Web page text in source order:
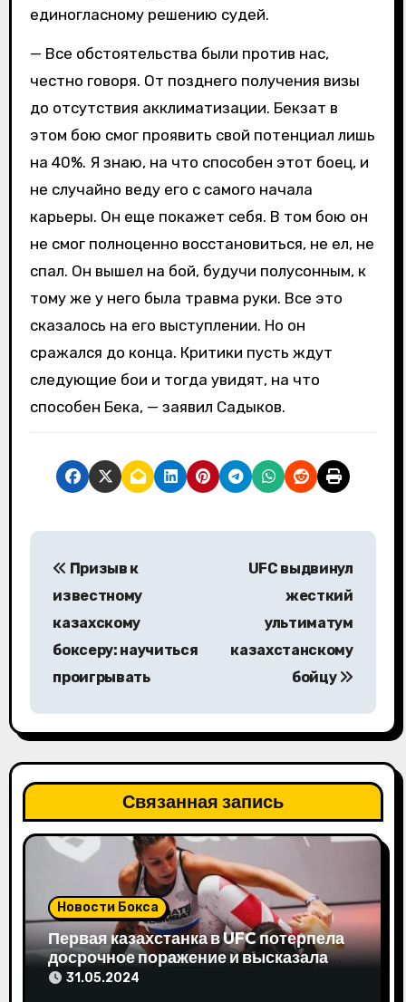
единогласному решению судей.
— Все обстоятельства были против нас,
честно говоря. От позднего получения визы
до отсутствия акклиматизации. Бекзат в
этом бою смог проявить свой потенциал лишь
на 40%. Я знаю, на что способен этот боец, и
не случайно веду его с самого начала
карьеры. Он еще покажет себя. В том бою он
не смог полноценно восстановиться, не ел, не
спал. Он вышел на бой, будучи полусонным, к
тому же у него была травма руки. Все это
сказалось на его выступлении. Но он
сражался до конца. Критики пусть ждут
следующие бои и тогда увидят, на что
способен Бека, — заявил Садыков.
Н
а
ц
я
о
з
Призыв к
известному
казахскому
боксеру: научиться
проигрывать
UFC выдвинул
жесткий
ультиматум
казахстанскому
бойцу
Связанная запись
Новости Бокса
Первая казахстанка в UFC потерпела
досрочное поражение и высказала
свое мнение
31.05.2024